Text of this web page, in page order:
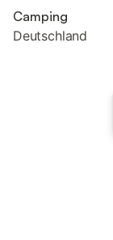
Camping
Deutschland